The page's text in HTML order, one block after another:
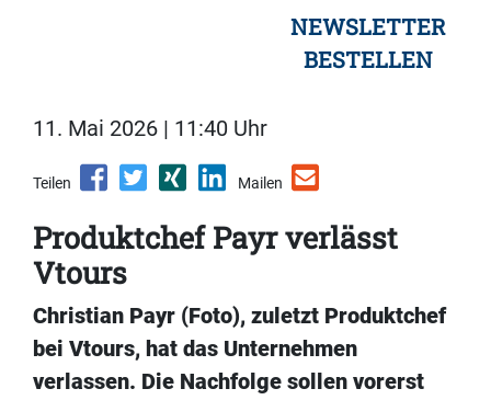
NEWSLETTER
BESTELLEN
11. Mai 2026 | 11:40 Uhr
Teilen Mailen
Produktchef Payr verlässt
Vtours
Christian Payr (Foto), zuletzt Produktchef
bei Vtours, hat das Unternehmen
verlassen. Die Nachfolge sollen vorerst